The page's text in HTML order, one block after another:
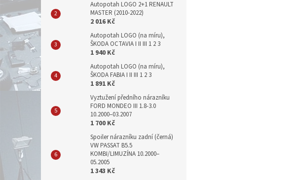
Autopotah LOGO 2+1 RENAULT
MASTER (2010-2022)
2 016 Kč
Autopotah LOGO (na míru),
ŠKODA OCTAVIA I II III 1 2 3
1 940 Kč
Autopotah LOGO (na míru),
ŠKODA FABIA I II III 1 2 3
1 891 Kč
Vyztužení předního nárazníku
FORD MONDEO III 1.8-3.0
10.2000–03.2007
1 700 Kč
Spoiler nárazníku zadní (černá)
VW PASSAT B5.5
KOMBI/LIMUZÍNA 10.2000–
05.2005
1 343 Kč